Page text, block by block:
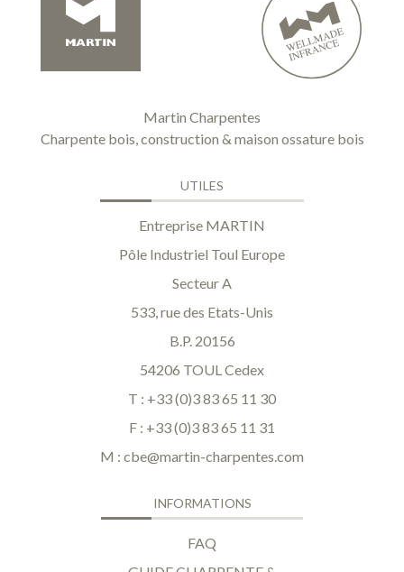
Martin Charpentes
Charpente bois, construction & maison ossature bois
UTILES
Entreprise MARTIN
Pôle Industriel Toul Europe
Secteur A
533, rue des Etats-Unis
B.P. 20156
54206 TOUL Cedex
T : +33 (0)3 83 65 11 30
F : +33 (0)3 83 65 11 31
M : cbe@martin-charpentes.com
INFORMATIONS
FAQ